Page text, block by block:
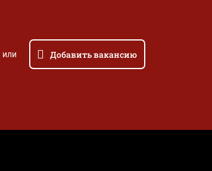
или Добавить вакансию